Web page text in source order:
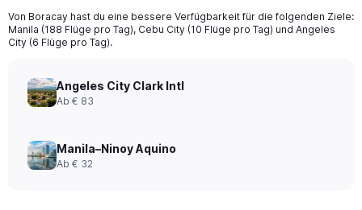
Von Boracay hast du eine bessere Verfügbarkeit für die folgenden Ziele:
Manila (188 Flüge pro Tag), Cebu City (10 Flüge pro Tag) und Angeles
City (6 Flüge pro Tag).
Angeles City Clark Intl
Ab € 83
Manila–Ninoy Aquino
Ab € 32